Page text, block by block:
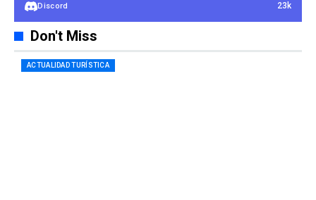
Discord 23k
Don't Miss
ACTUALIDAD TURÍSTICA